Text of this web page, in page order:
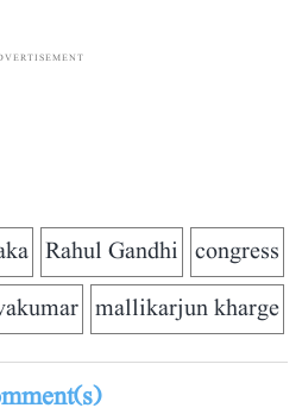
congress
Rahul Gandhi
mallikarjun kharge